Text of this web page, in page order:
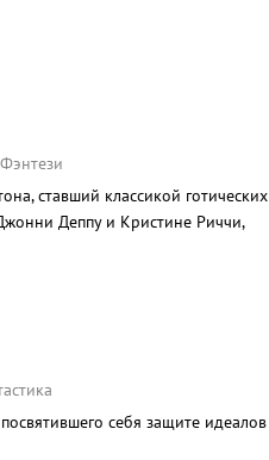
ставший классикой готических
Деппу и Кристине Риччи,
себя защите идеалов